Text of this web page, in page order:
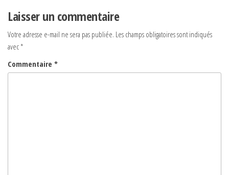
Laisser un commentaire
Votre adresse e-mail ne sera pas publiée. Les champs obligatoires sont indiqués
avec*
Commentaire *